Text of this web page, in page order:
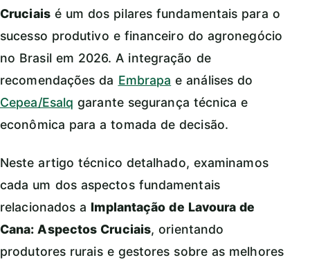
Cruciaisé um dos pilares fundamentais para o
sucesso produtivo e financeiro do agronegócio
no Brasil em 2026. A integração de
recomendações da Embrapa e análises do
Cepea/Esalq garante segurança técnica e
econômica para a tomada de decisão.
Neste artigo técnico detalhado, examinamos
cada um dos aspectos fundamentais
relacionados a Implantação de Lavoura de
Cana: Aspectos Cruciais, orientando
produtores rurais e gestores sobre as melhores